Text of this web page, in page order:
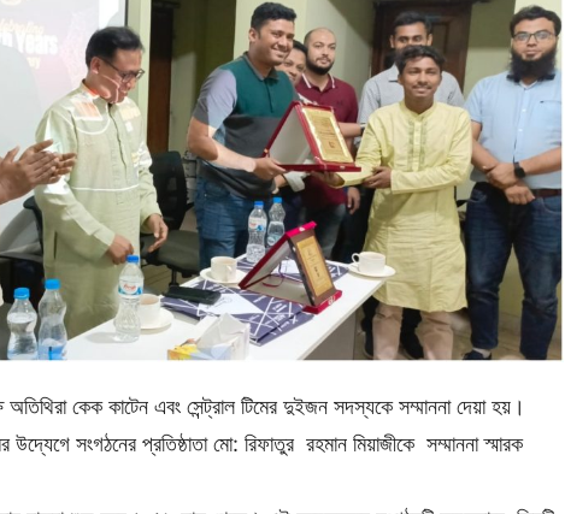
অতিথিরা কেক কাটেন এবং সেন্ট্রাল টিমের দুইজন সদস্যকে সম্মাননা দেয়া হয়।
উদ্যেগে সংগঠনের প্রতিষ্ঠাতা মো: রিফাতুর রহমান মিয়াজীকে সম্মাননা স্মারক